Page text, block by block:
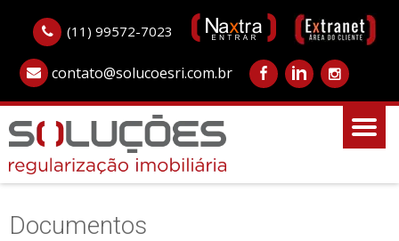
(11) 99572-7023
contato@solucoesri.com.br
Documentos